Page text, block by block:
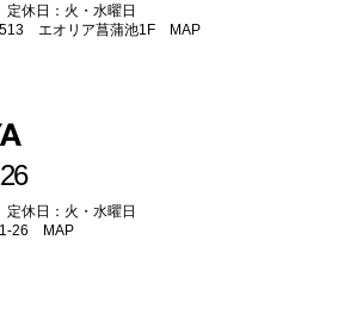
休日：火・水曜日
513 エオリア菖蒲池1F MAP
休日：火・水曜日
1-26 MAP